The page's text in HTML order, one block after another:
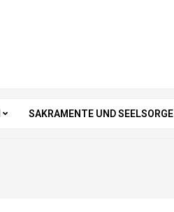
SAKRAMENTE UND SEELSORGE